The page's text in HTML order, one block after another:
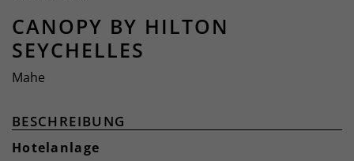
CANOPY BY HILTON
SEYCHELLES
Mahe
BESCHREIBUNG
Hotelanlage